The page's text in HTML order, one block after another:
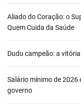
Aliado do Coração: o
Quem Cuida da Saúde
Dudu campeão: a
Salário mínimo de 2026
governo